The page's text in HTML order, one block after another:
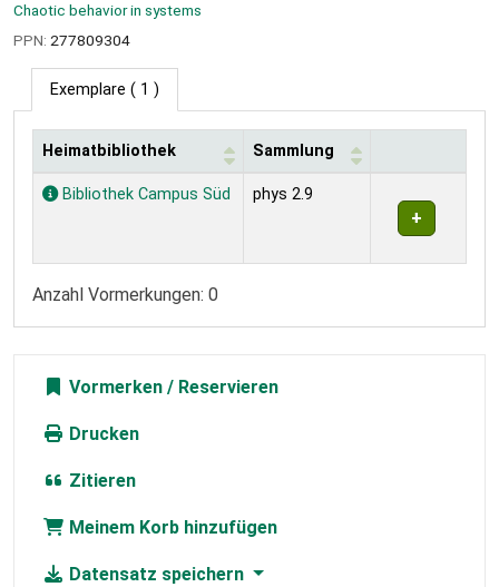
Chaotic behavior in systems
PPN: 277809304
Exemplare ( 1 )
Exemplare
Heimatbibliothek Sammlung
Bibliothek Campus Süd phys 2.9
Anzahl Vormerkungen: 0
Vormerken
Drucken
Zitieren
Meinem Korb hinzufügen
Datensatz speichern